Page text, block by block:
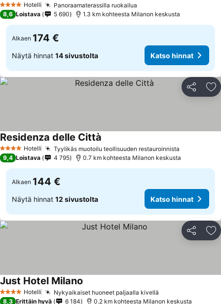
4 Tähtiluokitus
Hotelli Panoraamaterassilla ruokailua
8,6 Loistava 5 690 1.3 km kohteesta Milanon keskusta
Alkaen 174 €
Näytä hinnat 14 sivustolta Katso hinnat
Jaa
4 Tähtiluokitus
Hotelli Tyylikäs muotoilu teollisuuden restauroinnista
Residenza delle Città
9,4 Loistava 4 795 0.7 km kohteesta Milanon keskusta
Alkaen 144 €
Näytä hinnat 12 sivustolta Katso hinnat
Jaa
4 Tähtiluokitus
Hotelli Nykyaikaiset huoneet paljaalla kivellä
Just Hotel Milano
8,3 Erittäin hyvä 6 184 0.2 km kohteesta Milanon keskusta